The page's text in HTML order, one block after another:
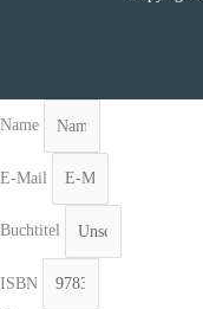
Name
E-Mail
Buchtitel
ISBN